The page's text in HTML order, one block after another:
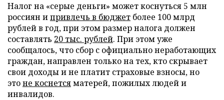
Налог на «серые деньги» может коснуться 5 млн
россиян ипривлечь в бюджет более 100 млрд
рублей в год, при этом размер налога должен
составлять 20 тыс. рублей. При этом уже
сообщалось, что сбор с официально неработающих
граждан, направлен только на тех, кто скрывает
свои доходы и не платит страховые взносы, но
этоне коснетсяматерей, пожилых людей и
инвалидов.